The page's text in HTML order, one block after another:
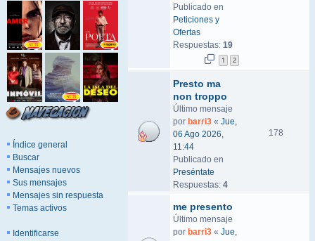
Índice general
Buscar
Mensajes nuevos
Sus mensajes
Mensajes sin respuesta
Temas activos
Identificarse
Publicado en
Peticiones y
Ofertas
Respuestas: 19
1 2
Presto ma
non troppo
Último mensaje
por barri3 « Jue,
06 Ago 2026,
11:44
Publicado en
Preséntate
Respuestas: 4
178
me presento
Último mensaje
por barri3 « Jue,